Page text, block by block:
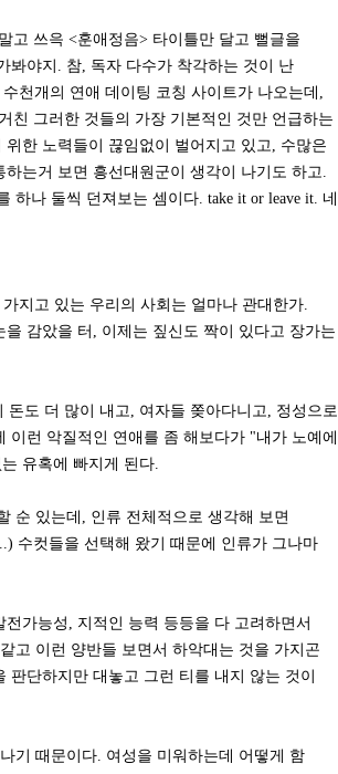
고 쓰윽 <훈애정음> 타이틀만 달고 뻘글을
봐야지. 참, 독자 다수가 착각하는 것이 난
천개의 연애 데이팅 코칭 사이트가 나오는데,
친 그러한 것들의 가장 기본적인 것만 언급하는
한 노력들이 끊임없이 벌어지고 있고, 수많은
는거 보면 흥선대원군이 생각이 나기도 하고.
나 둘씩 던져보는 셈이다. take it or leave it. 네
지고 있는 우리의 사회는 얼마나 관대한가.
감았을 터, 이제는 짚신도 짝이 있다고 장가는
돈도 더 많이 내고, 여자들 쫒아다니고, 정성으로
런 악질적인 연애를 좀 해보다가 "내가 노예에
유혹에 빠지게 된다.
순 있는데, 인류 전체적으로 생각해 보면
수컷들을 선택해 왔기 때문에 인류가 그나마
가능성, 지적인 능력 등등을 다 고려하면서
고 이런 양반들 보면서 하악대는 것을 가지곤
단하지만 대놓고 그런 티를 내지 않는 것이
기 때문이다. 여성을 미워하는데 어떻게 함